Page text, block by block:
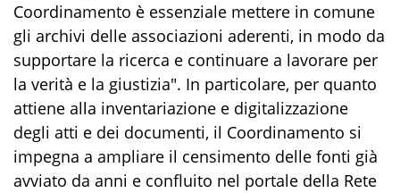
Coordinamento è essenziale mettere in comune
gli archivi delle associazioni aderenti, in modo da
supportare la ricerca e continuare a lavorare per
la verità e la giustizia". In particolare, per quanto
attiene alla inventariazione e digitalizzazione
degli atti e dei documenti, il Coordinamento si
impegna a ampliare il censimento delle fonti già
avviato da anni e confluito nel portale della Rete